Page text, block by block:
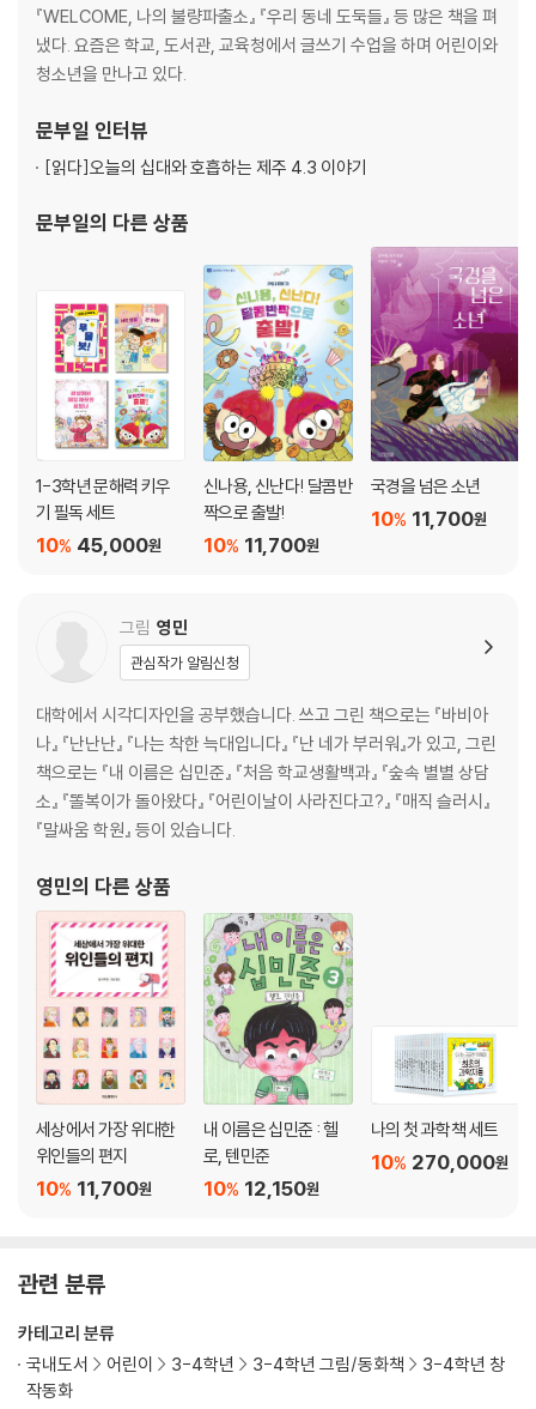
『WELCOME, 나의 불량파출소』 『우리 동네 도둑들』 등 많은 책을 펴
냈다. 요즘은 학교, 도서관, 교육청에서 글쓰기 수업을 하며 어린이와
청소년을 만나고 있다.
문부일 인터뷰
[읽다]오늘의 십대와 호흡하는 제주 4.3 이야기
문부일의 다른 상품
1-3학년 문해력 키우
기 필독 세트
45,000원
10%
신나용, 신난다! 달콤반
짝으로 출발!
11,700원
10%
국경을 넘은 소년
11,700원
10%
그림 영민
관심작가 알림신청
대학에서 시각디자인을 공부했습니다. 쓰고 그린 책으로는 『바비아
나』 『난난난』 『나는 착한 늑대입니다』 『난 네가 부러워』가 있고, 그린
책으로는 『내 이름은 십민준』 『처음 학교생활백과』 『숲속 별별 상담
소』 『똘복이가 돌아왔다』 『어린이날이 사라진다고?』 『매직 슬러시』
『말싸움 학원』 등이 있습니다.
영민의 다른 상품
세상에서 가장 위대한
위인들의 편지
11,700원
10%
내 이름은 십민준 : 헬
로, 텐민준
12,150원
10%
나의 첫 과학책 세트
270,000원
10%
관련 분류
카테고리 분류
국내도서
어린이 3-4학년 3-4학년 그림/동화책
3-4학년 창
작동화